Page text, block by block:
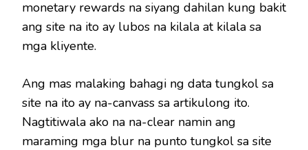
monetary rewards na siyang dahilan kung bakit
ang site na ito ay lubos na kilala at kilala sa
mga kliyente.
Ang mas malaking bahagi ng data tungkol sa
site na ito ay na-canvass sa artikulong ito.
Nagtitiwala ako na na-clear namin ang
maraming mga blur na punto tungkol sa site